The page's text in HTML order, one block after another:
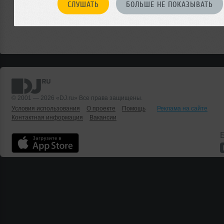
СЛУШАТЬ БОЛЬШЕ НЕ ПОКАЗЫВАТЬ
© 2001 — 2026 «DJ.ru» Все права защищены.
Условия использования
О проекте Помощь
Реклама на сайте
Контактная информация
Вакансии